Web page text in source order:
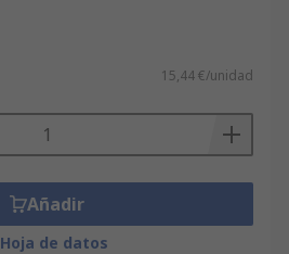
15,44 €/unidad
Añadir
Hoja de datos